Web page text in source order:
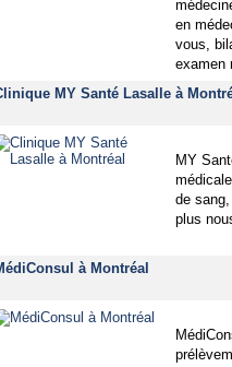
en
vous,
examen
MY Santé Lasalle à
MY
de
plus
à Montréal